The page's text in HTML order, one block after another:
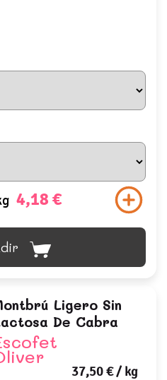
4,18 €
Ligero Sin
De Cabra
37,50 €/ kg